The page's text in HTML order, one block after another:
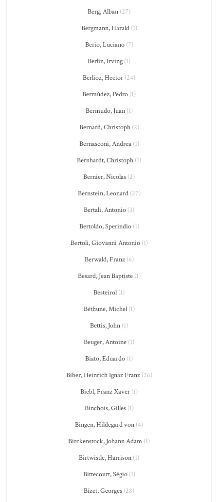
Berg, Alban (27)
Bergmann, Harald(1)
Berio, Luciano(7)
Berlin, Irving (1)
Berlioz, Hector (24)
Bermúdez, Pedro (1)
Bermudo, Juan(1)
Bernard, Christoph(2)
Bernasconi, Andrea(1)
Bernhardt, Christoph (1)
Bernier, Nicolas (2)
Bernstein, Leonard(27)
Bertali, Antonio (3)
Bertoldo, Sperindio(1)
Bertoli, Giovanni Antonio(1)
Berwald, Franz(6)
Besard, Jean Baptiste(1)
Besteirol (1)
Béthune, Michel(1)
Bettis, John (1)
Beuger, Antoine (1)
Biato, Eduardo (1)
Biber, Heinrich Ignaz Franz(26)
Biebl, Franz Xaver (1)
Binchois, Gilles(1)
Bingen, Hildegard von (4)
Birckenstock, Johann Adam (1)
Birtwistle, Harrison (1)
Bittecourt, Ségio(1)
Bizet, Georges (28)